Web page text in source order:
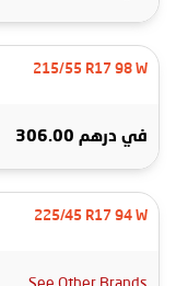
215/55 R17 98 W
في درهم 306.00
225/45 R17 94 W